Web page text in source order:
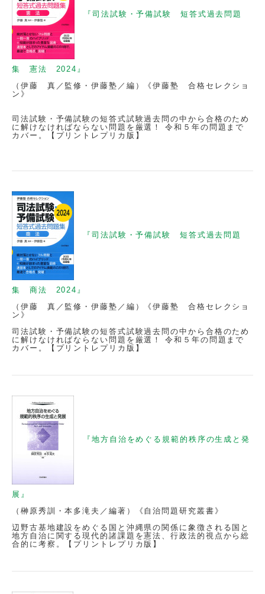
『司法試験・予備試験 短答式過去問題
集 憲法 2024』
（伊藤 真／監修・伊藤塾／編）《伊藤塾 合格セレクショ
ン》
司法試験・予備試験の短答式試験過去問の中から合格のため
に解けなければならない問題を厳選！ 令和５年の問題まで
カバー。【プリントレプリカ版】
『司法試験・予備試験 短答式過去問題
集 商法 2024』
（伊藤 真／監修・伊藤塾／編）《伊藤塾 合格セレクショ
ン》
司法試験・予備試験の短答式試験過去問の中から合格のため
に解けなければならない問題を厳選！ 令和５年の問題まで
カバー。【プリントレプリカ版】
『地方自治をめぐる規範的秩序の生成と発
展』
（榊原秀訓・本多滝夫／編著）《自治問題研究叢書》
辺野古基地建設をめぐる国と沖縄県の関係に象徴される国と
地方自治に関する現代的諸課題を憲法、行政法的視点から総
合的に考察。【プリントレプリカ版】